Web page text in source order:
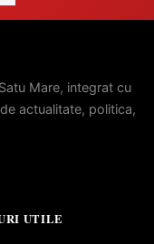
Mare, integrat cu
actualitate, politica,
UTILE